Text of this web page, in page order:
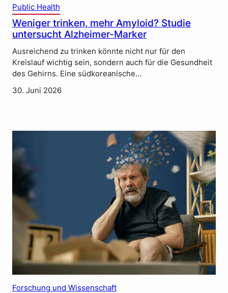
Public Health
Weniger trinken, mehr Amyloid? Studie
untersucht Alzheimer-Marker
Ausreichend zu trinken könnte nicht nur für den
Kreislauf wichtig sein, sondern auch für die Gesundheit
des Gehirns. Eine südkoreanische…
30. Juni 2026
Forschung und Wissenschaft